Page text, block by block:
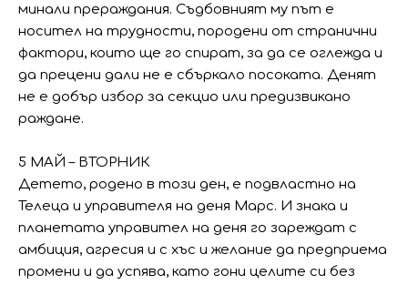
минали прераждания. Съдбовният му път е
носител на трудности, породени от странични
фактори, които ще го спират, за да се оглежда и
да прецени дали не е сбъркало посоката. Денят
не е добър избор за секцио или предизвикано
раждане.
5 МАЙ – ВТОРНИК
Детето, родено в този ден, е подвластно на
Телеца и управителя на деня Марс. И знака и
планетата управител на деня го зареждат с
амбиция, агресия и с хъс и желание да предприема
промени и да успява, като гони целите си без